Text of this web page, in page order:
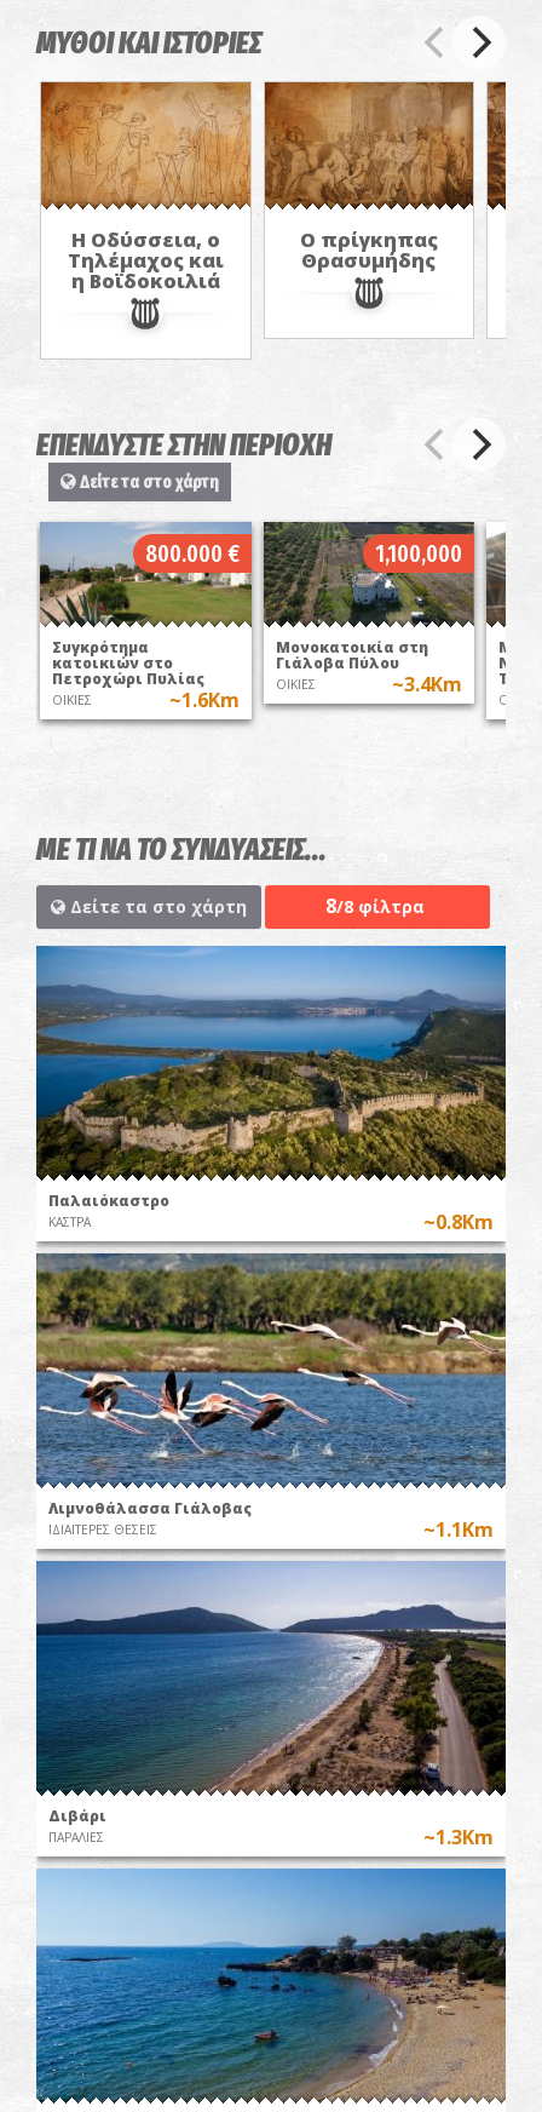
ΜΥΘΟΙ ΚΑΙ ΙΣΤΟΡΙΕΣ
Η Οδύσσεια, ο
Τηλέμαχος και
η Βοϊδοκοιλιά
Ο πρίγκηπας
Θρασυμήδης
ΕΠΕΝΔΥΣΤΕ ΣΤΗΝ ΠΕΡΙΟΧΗ
Δείτε τα στο χάρτη
800.000 €
Συγκρότημα
κατοικιών στο
Πετροχώρι Πυλίας
ΟΙΚΙΕΣ ~1.6Km
1,100,000
Μονοκατοικία στη
Γιάλοβα Πύλου
ΟΙΚΙΕΣ ~3.4Km
ΟΙΚΙΕΣ
ΜΕ ΤΙ ΝΑ ΤΟ ΣΥΝΔΥΑΣΕΙΣ...
Δείτε τα στο χάρτη 8/8 φίλτρα
Παλαιόκαστρο
ΚΑΣΤΡΑ ~0.8Km
Λιμνοθάλασσα Γιάλοβας
ΙΔΙΑΙΤΕΡΕΣ ΘΕΣΕΙΣ ~1.1Km
Διβάρι
ΠΑΡΑΛΙΕΣ ~1.3Km